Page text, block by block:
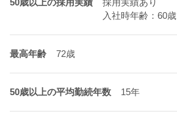
50歳以上の採用実績
採用実績あり
入社時年齢：60歳
最高年齢 72歳
50歳以上の平均勤続年数 15年